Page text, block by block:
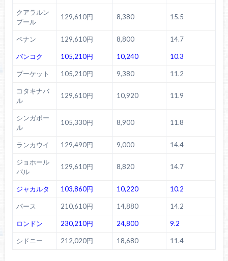
クアラルン
プール
129,610円 8,380 15.5
ペナン 129,610円 8,800 14.7
バンコク 105,210円 10,240 10.3
プーケット 105,210円 9,380 11.2
コタキナバ
ル
129,610円 10,920 11.9
シンガポー
ル
105,330円 8,900 11.8
ランカウイ 129,490円 9,000 14.4
ジョホール
バル
129,610円 8,820 14.7
ジャカルタ 103,860円 10,220 10.2
パース 210,610円 14,880 14.2
ロンドン 230,210円 24,800 9.2
シドニー 212,020円 18,680 11.4